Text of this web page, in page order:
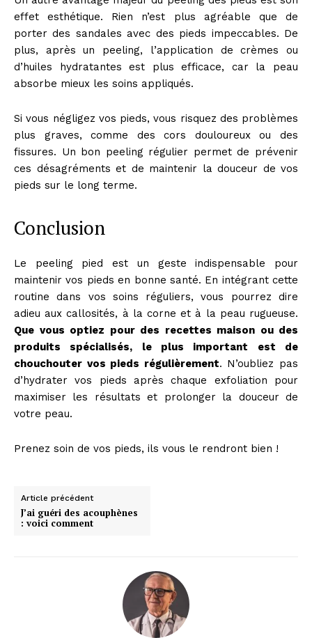
effet esthétique. Rien n’est plus agréable que de
porter des sandales avec des pieds impeccables. De
plus, après un peeling, l’application de crèmes ou
d’huiles hydratantes est plus efficace, car la peau
absorbe mieux les soins appliqués.
Si vous négligez vos pieds, vous risquez des problèmes
plus graves, comme des cors douloureux ou des
fissures. Un bon peeling régulier permet de prévenir
ces désagréments et de maintenir la douceur de vos
pieds sur le long terme.
Conclusion
Le peeling pied est un geste indispensable pour
maintenir vos pieds en bonne santé. En intégrant cette
routine dans vos soins réguliers, vous pourrez dire
adieu aux callosités, à la corne et à la peau rugueuse.
Que vous optiez pour des recettes maison ou des
produits spécialisés, le plus important est de
chouchouter vos pieds régulièrement. N’oubliez pas
d’hydrater vos pieds après chaque exfoliation pour
maximiser les résultats et prolonger la douceur de
votre peau.
Prenez soin de vos pieds, ils vous le rendront bien !
Article précédent
J’ai guéri des acouphènes
: voici comment